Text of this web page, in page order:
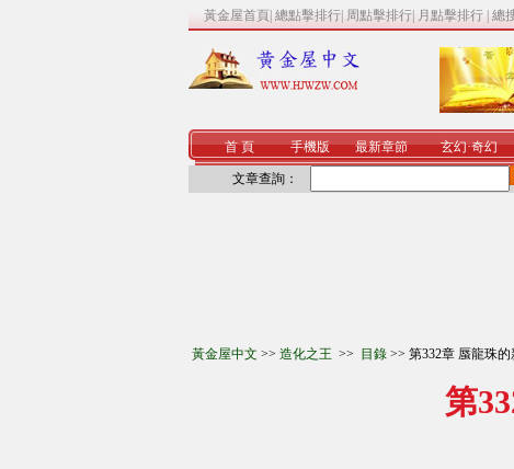
黃金屋首頁 總點擊排行 周點擊排行 月點擊排行 總
首 頁 手機版 最新章節 玄幻·奇幻
文章查詢：
黃金屋中文 >> 造化之王 >> 目錄 >> 第332章 蜃龍珠
第